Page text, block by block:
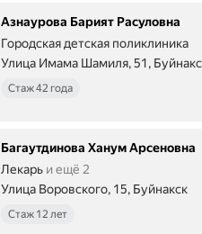
Азнаурова Барият Расуловна
Городская детская поликлиника
Улица Имама Шамиля, 51,
Стаж 42 года
Багаутдинова Ханум Арсеновна
Лекарь и ещё 2
Улица Воровского, 15, Буйнакск
Стаж 12 лет